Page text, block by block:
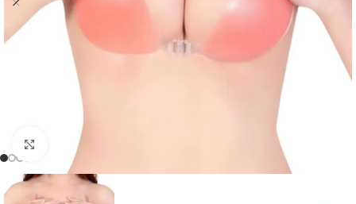
Büyütmek için tıklayın